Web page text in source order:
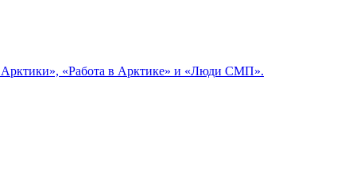
Арктики», «Работа в Арктике» и «Люди СМП».